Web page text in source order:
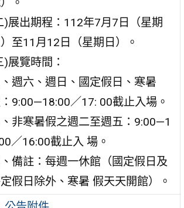
)展出期程：112年7月7日（星期
至11月12日（星期日）。
)展覽時間：
、週六、週日、國定假日、寒暑
9:00—18:00／17: 00截止入場。
、非寒暑假之週二至週五：9:00—1
／16:00截止入 場。
、備註：每週一休館（國定假日及
假日除外、寒暑 假天天開館）。